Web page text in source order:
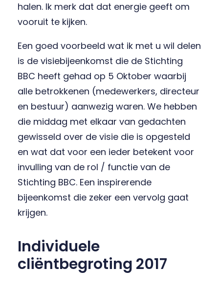
halen. Ik merk dat dat energie geeft om
vooruit te kijken.
Een goed voorbeeld wat ik met u wil delen
is de visiebijeenkomst die de Stichting
BBC heeft gehad op 5 Oktober waarbij
alle betrokkenen (medewerkers, directeur
en bestuur) aanwezig waren. We hebben
die middag met elkaar van gedachten
gewisseld over de visie die is opgesteld
en wat dat voor een ieder betekent voor
invulling van de rol / functie van de
Stichting BBC. Een inspirerende
bijeenkomst die zeker een vervolg gaat
krijgen.
Individuele
cliëntbegroting 2017